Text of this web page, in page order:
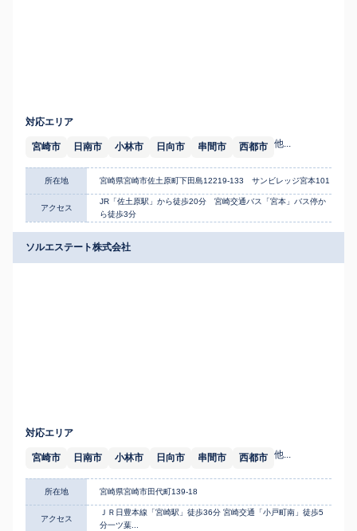
対応エリア
宮崎市 日南市 小林市 日向市 串間市 西都市 他...
所在地 宮崎県宮崎市佐土原町下田島12219-133 サンビレッジ宮本101
アクセス
JR「佐土原駅」から徒歩20分 宮崎交通バス「宮本」バス停か
ら徒歩3分
ソルエステート株式会社
対応エリア
宮崎市 日南市 小林市 日向市 串間市 西都市 他...
所在地 宮崎県宮崎市田代町139-18
アクセス
ＪＲ日豊本線「宮崎駅」徒歩36分 宮崎交通「小戸町南」徒歩5
分一ツ葉...